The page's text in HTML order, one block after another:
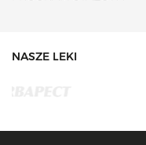
NASZE LEKI